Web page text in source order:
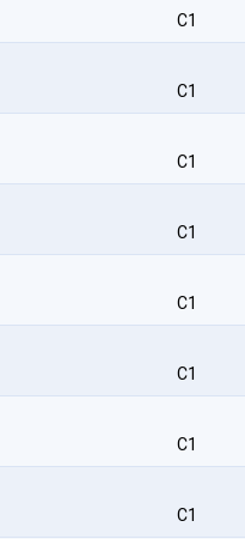
C1
C1
C1
C1
C1
C1
C1
C1